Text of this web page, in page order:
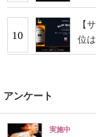
10
【
位
アンケート
実施中